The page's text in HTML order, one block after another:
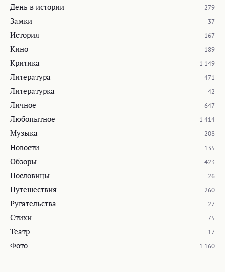
День в истории 279
Замки 37
История 167
Кино 189
Критика 1 149
Литература 471
Литературка 42
Личное 647
Любопытное 1 414
Музыка 208
Новости 135
Обзоры 423
Пословицы 26
Путешествия 260
Ругательства 27
Стихи 75
Театр 17
Фото 1 160